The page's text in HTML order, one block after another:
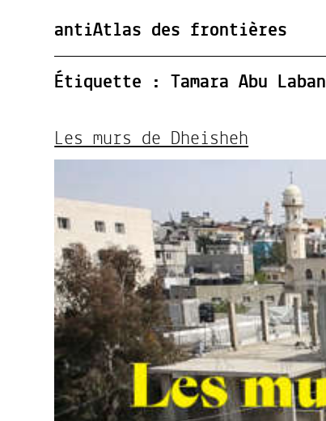
antiAtlas des frontières
Étiquette :Tamara Abu Laban
Les murs de Dheisheh